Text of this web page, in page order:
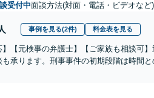
受付中面談方法(対面・電話・ビデオなど
事例を見る(2件) 料金表を見る
】【元検事の弁護士】【ご家族も相談可
承ります。刑事事件の初期段階は時間